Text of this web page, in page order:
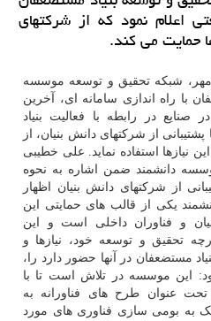
اعلام نمود كه از شركتهای
حمایت می كند.
مهر، شبکه تحقیق و توسعه موسسه
با راه اندازی سامانه ای، آخرین
صنایع در رابطه با فعالیت بنیاد
از شرکتهای دانش بنیان، از
نیازها استفاده نماید. علی خطیبی
دانشمند ضمن اشاره به نحوه
از شرکتهای دانش بنیان اظهار
یکی از قالب های حمایتی این
و فناوران داخلی است و این
تحقیق و توسعه خود، نیازها و
مستضعفان در آنها حضور دارد را،
این موسسه در تلاش است تا با
عنوان طرح های فناورانه به
به بومی سازی فناوری های مورد